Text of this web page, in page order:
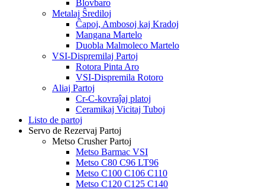
Blovbaro
Metalaj Ŝrediloj
Ĉapoj, Ambosoj kaj Kradoj
Mangana Martelo
Duobla Malmoleco Martelo
VSI-Dispremilaj Partoj
Rotora Pinta Aro
VSI-Dispremila Rotoro
Aliaj Partoj
Cr-C-kovraĵaj platoj
Ceramikaj Vicitaj Tuboj
Listo de partoj
Servo de Rezervaj Partoj
Metso Crusher Partoj
Metso Barmac VSI
Metso C80 C96 LT96
Metso C100 C106 C110
Metso C120 C125 C140